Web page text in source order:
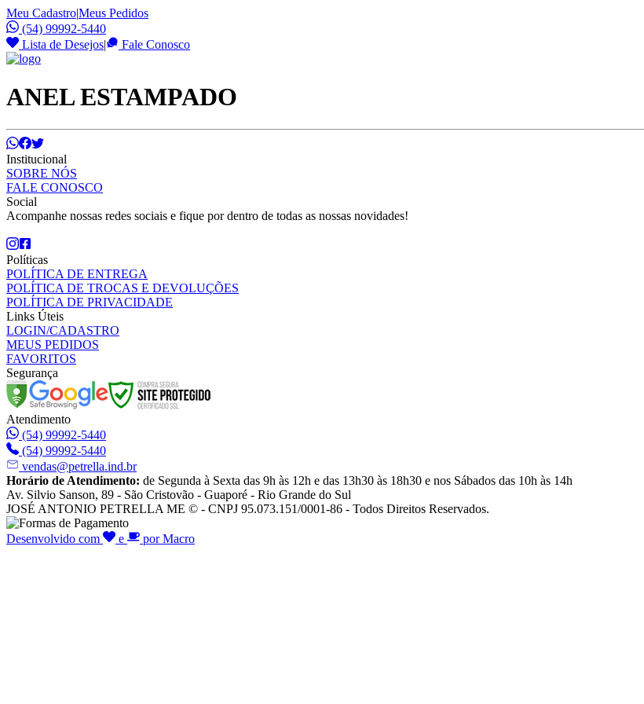
Meu Cadastro|Meus Pedidos
(54) 99992-5440
Lista de Desejos| Fale Conosco
ANEL ESTAMPADO
Institucional
SOBRE NÓS
FALE CONOSCO
Social
Acompanhe nossas redes sociais e fique por dentro de todas as nossas novidades!
Políticas
POLÍTICA DE ENTREGA
POLÍTICA DE TROCAS E DEVOLUÇÕES
POLÍTICA DE PRIVACIDADE
Links Úteis
LOGIN/CADASTRO
MEUS PEDIDOS
FAVORITOS
Segurança
Atendimento
(54) 99992-5440
(54) 99992-5440
vendas@petrella.ind.br
Horário de Atendimento: de Segunda à Sexta das 9h às 12h e das 13h30 às 18h30 e nos Sábados das 10h às 14h
Av. Silvio Sanson, 89 - São Cristovão - Guaporé - Rio Grande do Sul
JOSÉ ANTONIO PETRELLA ME © - CNPJ 95.073.151/0001-86 - Todos Direitos Reservados.
Desenvolvido com e por Macro